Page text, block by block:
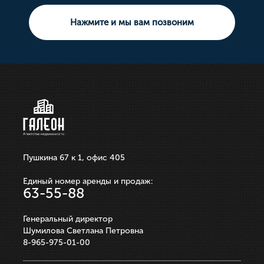
3 комнатная
ЗАПИСАТЬСЯ НА ПРОСМОТР
750 000р.
10 000 000р.
ЗАПИСАТЬСЯ НА ПРОСМОТР
21 100 000р.
Нажмите и мы вам позвоним
Пушкина 67 к 1, офис 405
Единый номер аренды и продаж:
63-55-88
Генеральный директор
Шумилова Светлана Петровна
8-965-975-01-00